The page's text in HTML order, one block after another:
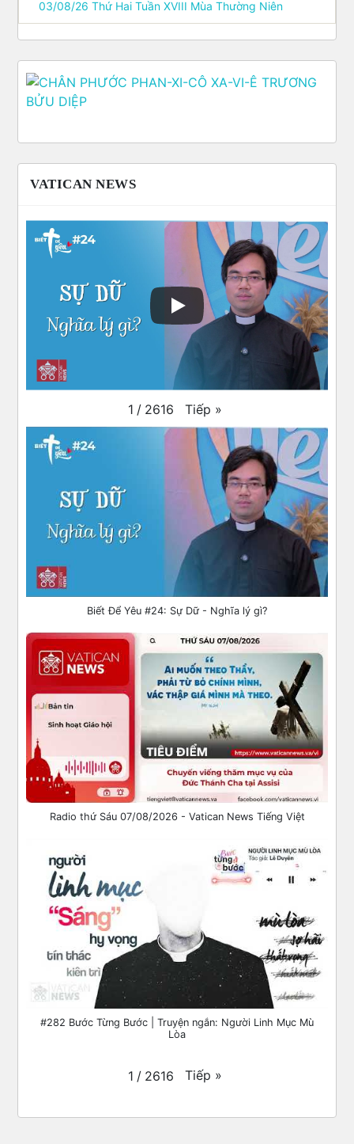
03/08/26 Thứ Hai Tuần XVIII Mùa Thường Niên
VATICAN NEWS
1 / 2616 Tiếp »
Biết Để Yêu #24: Sự Dữ - Nghĩa lý gì?
Radio thứ Sáu 07/08/2026 - Vatican News Tiếng Việt
#282 Bước Từng Bước | Truyện ngắn: Người Linh Mục Mù
Lòa
1 / 2616 Tiếp »